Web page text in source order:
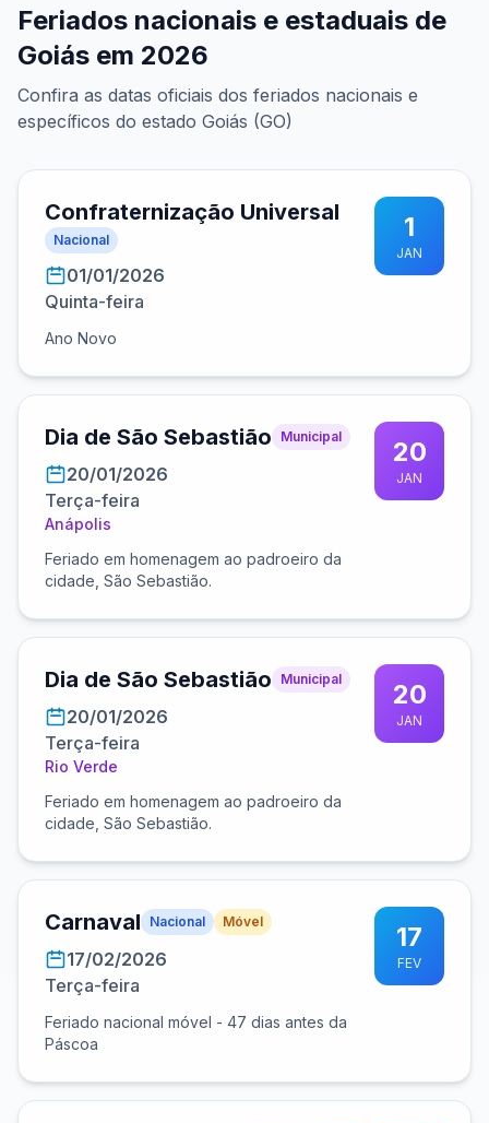
Feriados nacionais e estaduais de
Goiás em 2026
Confira as datas oficiais dos feriados nacionais e
específicos do estado Goiás (GO)
Confraternização Universal
Nacional
01/01/2026
Quinta-feira
Ano Novo
1
JAN
Dia de São Sebastião Municipal
20/01/2026
Terça-feira
Anápolis
Feriado em homenagem ao padroeiro da
cidade, São Sebastião.
20
JAN
Dia de São Sebastião Municipal
20/01/2026
Terça-feira
Rio Verde
Feriado em homenagem ao padroeiro da
cidade, São Sebastião.
20
JAN
Carnaval Nacional Móvel
17/02/2026
Terça-feira
Feriado nacional móvel - 47 dias antes da
Páscoa
17
FEV